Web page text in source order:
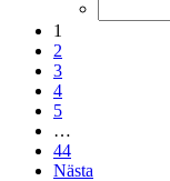
1
2
3
4
5
…
44
Nästa